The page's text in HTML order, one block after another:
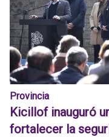
Provincia
Kicillof inauguró
fortalecer la